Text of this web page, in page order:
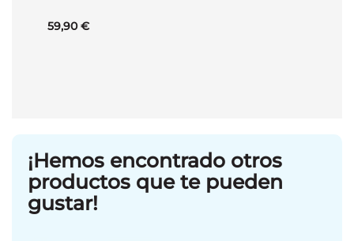
59,90 €
¡Hemos encontrado otros
productos que te pueden
gustar!